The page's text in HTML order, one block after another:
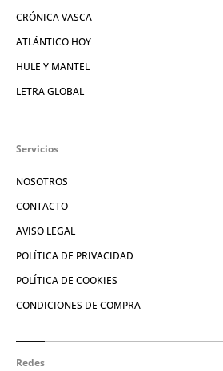
CRÓNICA VASCA
ATLÁNTICO HOY
HULE Y MANTEL
LETRA GLOBAL
Servicios
NOSOTROS
CONTACTO
AVISO LEGAL
POLÍTICA DE PRIVACIDAD
POLÍTICA DE COOKIES
CONDICIONES DE COMPRA
Redes